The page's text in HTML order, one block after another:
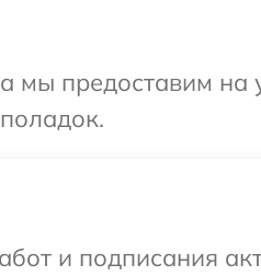
мы предоставим
и подписания